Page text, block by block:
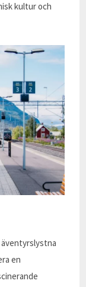
kultur och
en